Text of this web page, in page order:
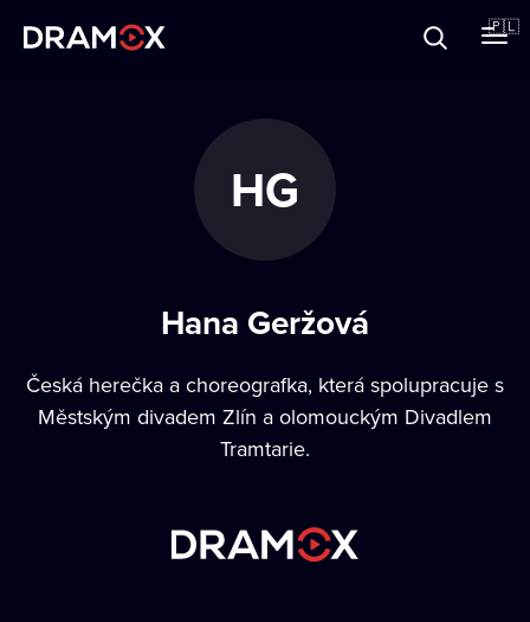
🇵🇱
HG
Hana Geržová
Česká herečka a choreografka, která spolupracuje s
Městským divadem Zlín a olomouckým Divadlem
Tramtarie.